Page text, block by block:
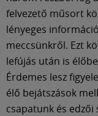
felvezető műsort
lényeges
meccsünkről. Ezt
lefújás után is
Érdemes lesz
élő bejátszások
csapatunk és